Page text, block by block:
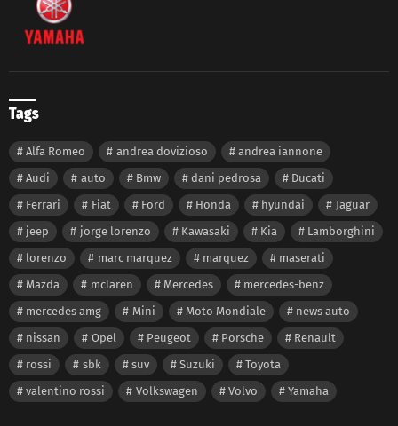
Tags
Alfa Romeo andrea dovizioso
andrea iannone
Audi
auto Bmw dani pedrosa
Ducati
Ferrari
Fiat Ford Honda hyundai
Jaguar
jeep
jorge lorenzo Kawasaki Kia
Lamborghini
lorenzo
marc marquez marquez
maserati
Mazda
mclaren Mercedes
mercedes-benz
mercedes amg
Mini Moto Mondiale
news auto
nissan
Opel Peugeot Porsche
Renault
rossi
sbk suv Suzuki
Toyota
valentino rossi
Volkswagen Volvo Yamaha